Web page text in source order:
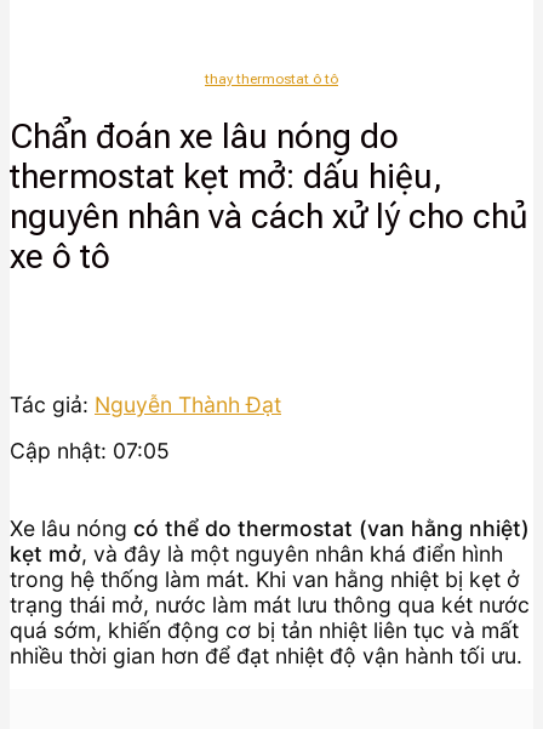
thay thermostat ô tô
Chẩn đoán xe lâu nóng do
thermostat kẹt mở: dấu hiệu,
nguyên nhân và cách xử lý cho chủ
xe ô tô
Tác giả: Nguyễn Thành Đạt
Cập nhật: 07:05
Xe lâu nóng có thể do thermostat (van hằng nhiệt)
kẹt mở, và đây là một nguyên nhân khá điển hình
trong hệ thống làm mát. Khi van hằng nhiệt bị kẹt ở
trạng thái mở, nước làm mát lưu thông qua két nước
quá sớm, khiến động cơ bị tản nhiệt liên tục và mất
nhiều thời gian hơn để đạt nhiệt độ vận hành tối ưu.